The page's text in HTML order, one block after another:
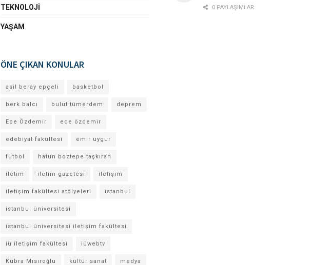
TEKNOLOJI
YAŞAM
ÖNE ÇIKAN KONULAR
asil beray epçeli basketbol
berk balcı bulut tümerdem deprem
Ece Özdemir ece özdemir
edebiyat fakültesi emir uygur
futbol hatun boztepe taşkıran
iletim iletim gazetesi iletişim
iletişim fakültesi atölyeleri istanbul
istanbul üniversitesi
istanbul üniversitesi iletişim fakültesi
iü iletişim fakültesi iüwebtv
Kübra Mısıroğlu kültür sanat medya
0 PAYLAŞIMLAR